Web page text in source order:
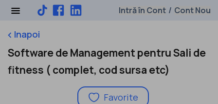
Intră în Cont / Cont Nou
keyboard_arrow_leftInapoi
Software de Management pentru Sali de
fitness ( complet, cod sursa etc)
Favorite